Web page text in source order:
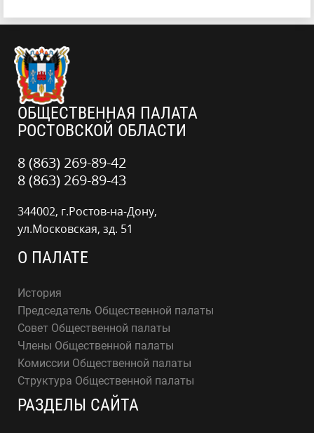
ОБЩЕСТВЕННАЯ ПАЛАТА
РОСТОВСКОЙ ОБЛАСТИ
8 (863) 269-89-42
8 (863) 269-89-43
344002, г.Ростов-на-Дону,
ул.Московская, зд. 51
О ПАЛАТЕ
История
Председатель Общественной палаты
Совет Общественной палаты
Члены Общественной палаты
Комиссии Общественной палаты
Структура Общественной палаты
РАЗДЕЛЫ САЙТА